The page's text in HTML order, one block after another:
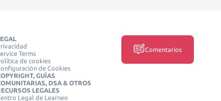
Terms
de cookies
de Cookies
GUÍAS
DSA & OTROS
LEGALES
Legal de Learneo
Comentarios